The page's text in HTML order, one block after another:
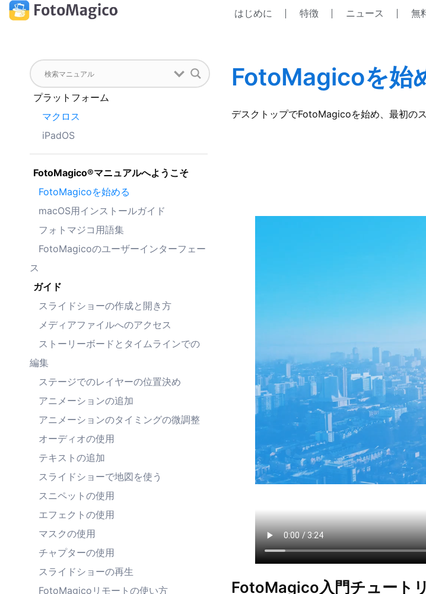
はじめに 特徴 ニュース 無
プラットフォーム
マクロス
iPadOS
FotoMagico®マニュアルへようこそ
FotoMagicoを始める
macOS用インストールガイド
フォトマジコ用語集
FotoMagicoのユーザーインターフェー
ス
ガイド
スライドショーの作成と開き方
メディアファイルへのアクセス
ストーリーボードとタイムラインでの
編集
ステージでのレイヤーの位置決め
アニメーションの追加
アニメーションのタイミングの微調整
オーディオの使用
テキストの追加
スライドショーで地図を使う
スニペットの使用
エフェクトの使用
マスクの使用
チャプターの使用
スライドショーの再生
FotoMagicoリモートの使い方
FotoMagicoを始
デスクトップでFotoMagicoを始め、最初の
FotoMagico入門チュート